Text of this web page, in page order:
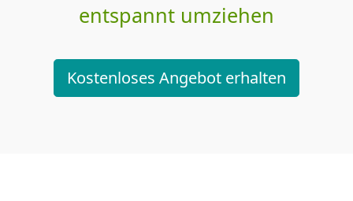
entspannt umziehen
Kostenloses Angebot erhalten